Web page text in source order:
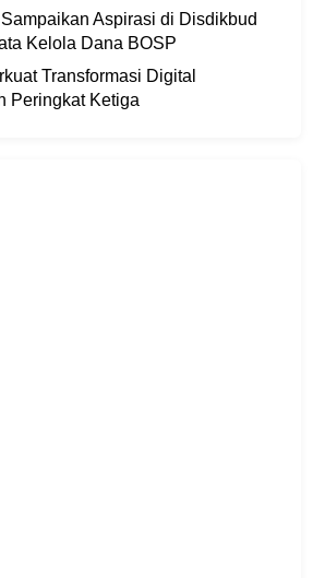
Aspirasi di Disdikbud
Kelola Dana BOSP
Transformasi Digital
Peringkat Ketiga